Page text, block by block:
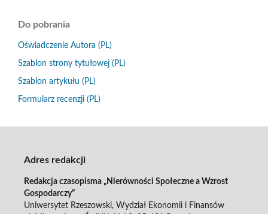
Do pobrania
Oświadczenie Autora (PL)
Szablon strony tytułowej (PL)
Szablon artykułu (PL)
Formularz recenzji (PL)
Adres redakcji
Redakcja czasopisma „Nierówności Społeczne a Wzrost
Gospodarczy”
Uniwersytet Rzeszowski, Wydział Ekonomii i Finansów